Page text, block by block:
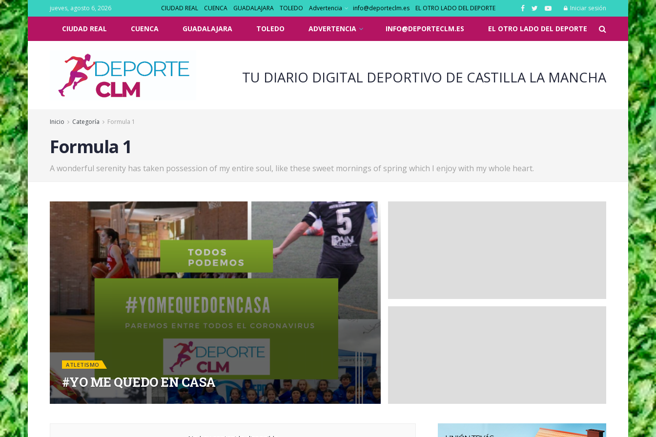
jueves, agosto 6, 2026 CIUDAD REAL CUENCA GUADALAJARA TOLEDO Advertencia info@deporteclm.es EL OTRO LADO DEL DEPORTE Iniciar sesión
CIUDAD REAL CUENCA GUADALAJARA TOLEDO ADVERTENCIA INFO@DEPORTECLM.ES EL OTRO LADO DEL DEPORTE
TU DIARIO DIGITAL DEPORTIVO DE CASTILLA LA MANCHA
Inicio Categoría Formula 1
Formula 1
A wonderful serenity has taken possession of my entire soul, like these sweet mornings of spring which I enjoy with my whole heart.
ATLETISMO
#YO ME QUEDO EN CASA